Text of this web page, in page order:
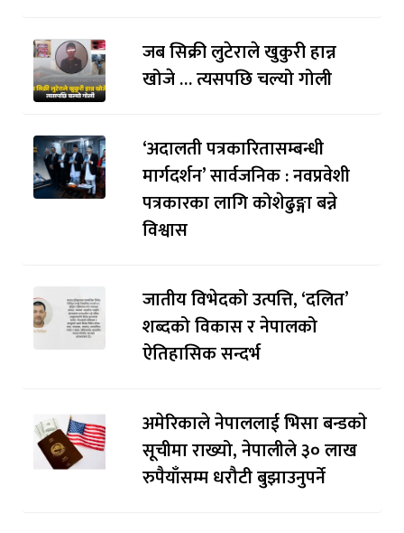
जब सिक्री लुटेराले खुकुरी हान्न
खोजे … त्यसपछि चल्यो गोली
‘अदालती पत्रकारितासम्बन्धी
मार्गदर्शन’ सार्वजनिक : नवप्रवेशी
पत्रकारका लागि कोशेढुङ्गा बन्ने
विश्वास
जातीय विभेदको उत्पत्ति, ‘दलित’
शब्दको विकास र नेपालको
ऐतिहासिक सन्दर्भ
अमेरिकाले नेपाललाई भिसा बन्डकाे
सूचीमा राख्यो, नेपालीले ३० लाख
रुपैयाँसम्म धरौटी बुझाउनुपर्ने